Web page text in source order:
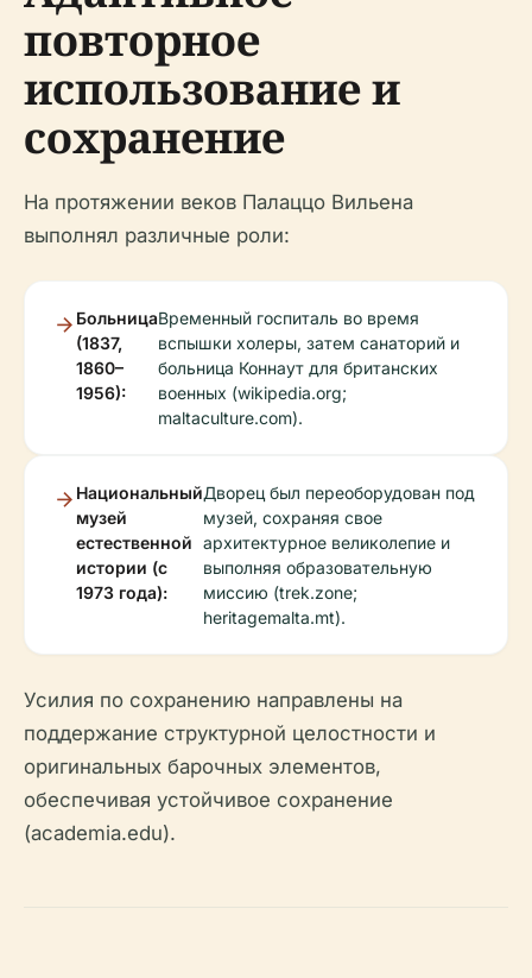
повторное
использование и
сохранение
На протяжении веков Палаццо Вильена
выполнял различные роли:
Больница
(1837,
1860–
1956):
Временный госпиталь во время
вспышки холеры, затем санаторий и
больница Коннаут для британских
военных (wikipedia.org;
maltaculture.com).
Национальный
музей
естественной
истории (с
1973 года):
Дворец был переоборудован под
музей, сохраняя свое
архитектурное великолепие и
выполняя образовательную
миссию (trek.zone;
heritagemalta.mt).
Усилия по сохранению направлены на
поддержание структурной целостности и
оригинальных барочных элементов,
обеспечивая устойчивое сохранение
(academia.edu).